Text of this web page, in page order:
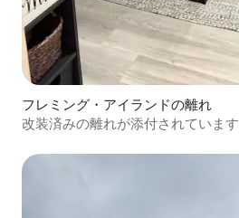
フレミング・アイランドの離れ
改装済みの離れが添付されています